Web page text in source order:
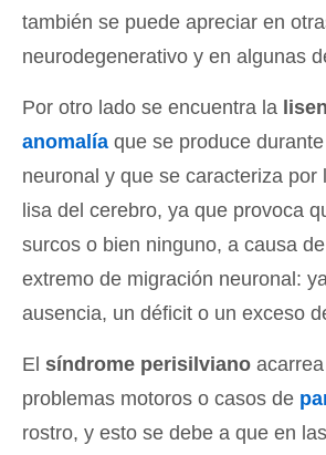
también se puede apreciar en
neurodegenerativo y en algunas
Por otro lado se encuentra la
anomalía que se produce
neuronal y que se caracteriza por
lisa del cerebro, ya que provoca
surcos o bien ninguno, a causa
extremo de migración neuronal:
ausencia, un déficit o un exceso
El síndrome perisilviano
problemas motoros o casos de
rostro, y esto se debe a que en